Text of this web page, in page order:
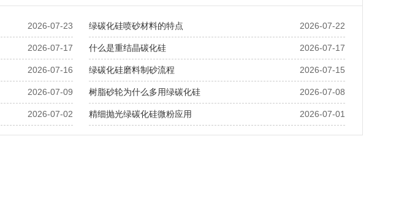
2026-07-23 2026-07-22
绿碳化硅喷砂材料的特点
2026-07-17 2026-07-17
什么是重结晶碳化硅
2026-07-16 2026-07-15
绿碳化硅磨料制砂流程
2026-07-09 2026-07-08
树脂砂轮为什么多用绿碳化硅
2026-07-02 2026-07-01
精细抛光绿碳化硅微粉应用